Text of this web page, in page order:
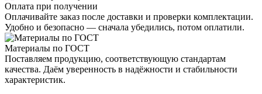
Оплата при получении
Оплачивайте заказ после доставки и проверки комплектации.
Удобно и безопасно — сначала убедились, потом оплатили.
Материалы по ГОСТ
Поставляем продукцию, соответствующую стандартам
качества. Даём уверенность в надёжности и стабильности
характеристик.